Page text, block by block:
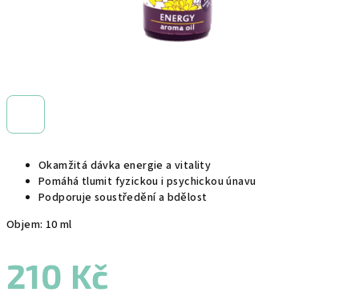
Okamžitá dávka energie a vitality
Pomáhá tlumit fyzickou i psychickou únavu
Podporuje soustředění a bdělost
Objem: 10 ml
210 Kč